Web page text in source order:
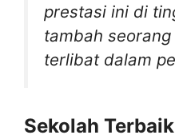
prestasi ini di
tambah
terlibat dalam
Sekolah